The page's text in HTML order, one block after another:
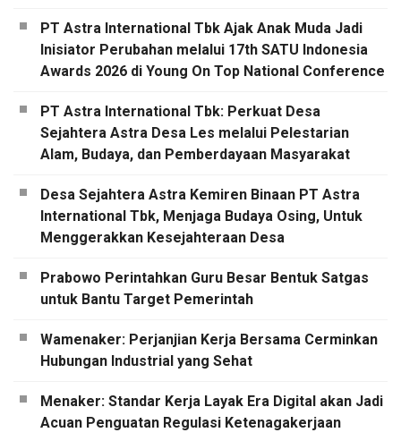
PT Astra International Tbk Ajak Anak Muda Jadi
Inisiator Perubahan melalui 17th SATU Indonesia
Awards 2026 di Young On Top National Conference
PT Astra International Tbk: Perkuat Desa
Sejahtera Astra Desa Les melalui Pelestarian
Alam, Budaya, dan Pemberdayaan Masyarakat
Desa Sejahtera Astra Kemiren Binaan PT Astra
International Tbk, Menjaga Budaya Osing, Untuk
Menggerakkan Kesejahteraan Desa
Prabowo Perintahkan Guru Besar Bentuk Satgas
untuk Bantu Target Pemerintah
Wamenaker: Perjanjian Kerja Bersama Cerminkan
Hubungan Industrial yang Sehat
Menaker: Standar Kerja Layak Era Digital akan Jadi
Acuan Penguatan Regulasi Ketenagakerjaan